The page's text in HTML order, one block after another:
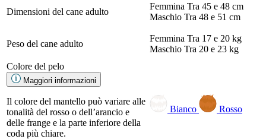
Dimensioni del cane adulto
Femmina Tra 45 e 48 cm
Maschio Tra 48 e 51 cm
Peso del cane adulto
Femmina Tra 17 e 20 kg
Maschio Tra 20 e 23 kg
Colore del pelo
Maggiori informazioni
Il colore del mantello può variare alle
tonalità del rosso o dell’arancio e
delle frange e la parte inferiore della
coda più chiare.
Bianco Rosso